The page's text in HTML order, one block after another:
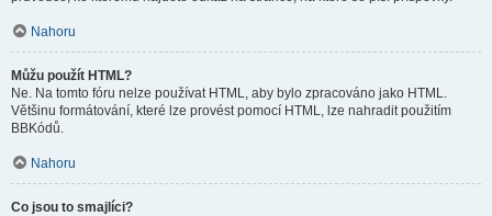
Nahoru
Můžu použít HTML?
Ne. Na tomto fóru nelze používat HTML, aby bylo zpracováno jako HTML.
Většinu formátování, které lze provést pomocí HTML, lze nahradit použitím
BBKódů.
Nahoru
Co jsou to smajlíci?